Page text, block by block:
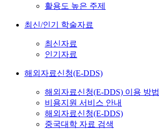
활용도 높은 주제
최신/인기 학술자료
최신자료
인기자료
해외자료신청(E-DDS)
해외자료신청(E-DDS) 이용 방법
비용지원 서비스 안내
해외자료신청(E-DDS)
중국대학 자료 검색